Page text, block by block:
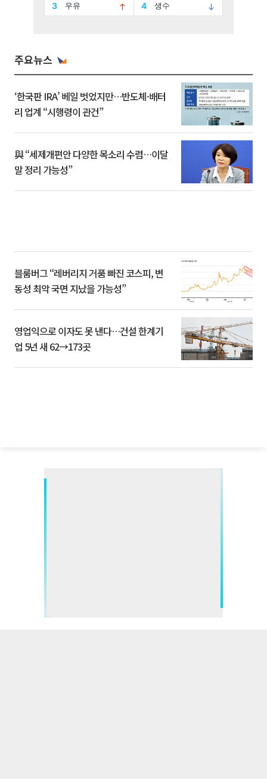
주요뉴스
‘한국판 IRA’ 베일 벗었지만…반도체·배터
리 업계 “시행령이 관건”
與 “세제개편안 다양한 목소리 수렴…이달
말 정리 가능성”
블룸버그 “레버리지 거품 빠진 코스피, 변
동성 최악 국면 지났을 가능성”
영업익으로 이자도 못 낸다…건설 한계기
업 5년 새 62→173곳